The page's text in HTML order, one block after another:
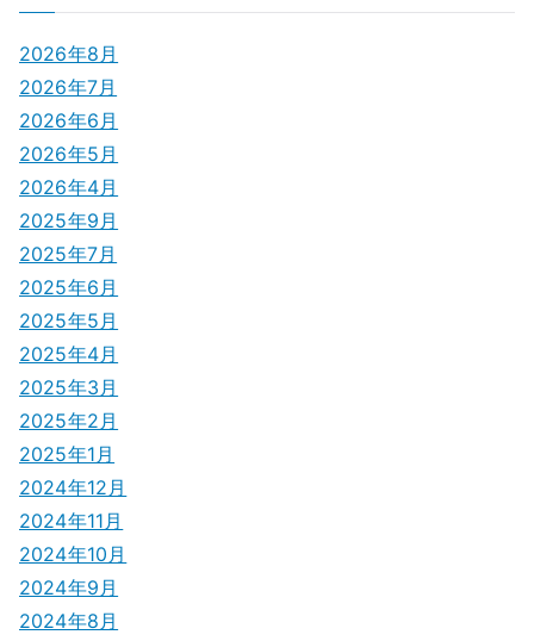
2026年8月
2026年7月
2026年6月
2026年5月
2026年4月
2025年9月
2025年7月
2025年6月
2025年5月
2025年4月
2025年3月
2025年2月
2025年1月
2024年12月
2024年11月
2024年10月
2024年9月
2024年8月